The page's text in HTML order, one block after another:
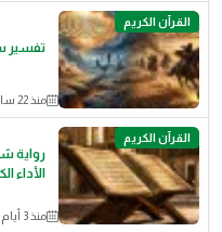
القرآن الكريم
تفسير
منذ 22 ساعة
القرآن الكريم
رواية
الأداء
منذ 3 أيام